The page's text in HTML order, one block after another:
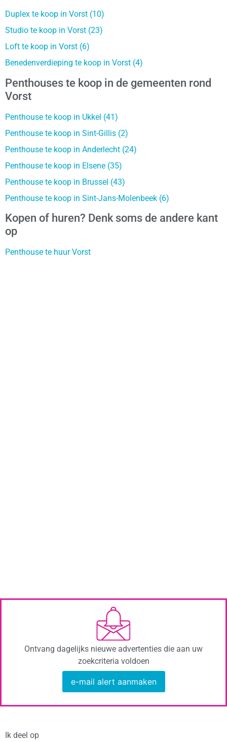
Duplex te koop in Vorst (10)
Studio te koop in Vorst (23)
Loft te koop in Vorst (6)
Benedenverdieping te koop in Vorst (4)
Penthouses te koop in de gemeenten rond
Vorst
Penthouse te koop in Ukkel (41)
Penthouse te koop in Sint-Gillis (2)
Penthouse te koop in Anderlecht (24)
Penthouse te koop in Elsene (35)
Penthouse te koop in Brussel (43)
Penthouse te koop in Sint-Jans-Molenbeek (6)
Kopen of huren? Denk soms de andere kant
op
Penthouse te huur Vorst
Ontvang dagelijks nieuwe advertenties die aan uw
zoekcriteria voldoen
e-mail alert aanmaken
Ik deel op